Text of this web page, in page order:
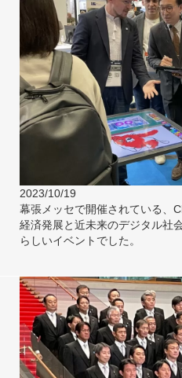
2023/10/19
幕張メッセで開催されている、
経済発展と近未来のデジタル社
らしいイベントでした。